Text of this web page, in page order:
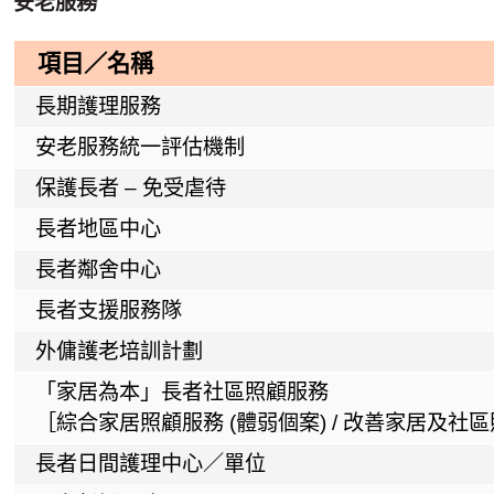
項目／名稱
長期護理服務
安老服務統一評估機制
保護長者 – 免受虐待
長者地區中心
長者鄰舍中心
長者支援服務隊
外傭護老培訓計劃
「家居為本」長者社區照顧服務
［綜合家居照顧服務 (體弱個案) / 改善家居及社區
長者日間護理中心／單位